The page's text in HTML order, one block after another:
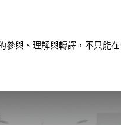
參與、理解與轉譯，不只能